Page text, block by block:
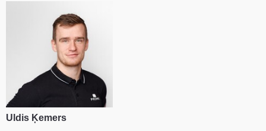
Uldis Ķemers